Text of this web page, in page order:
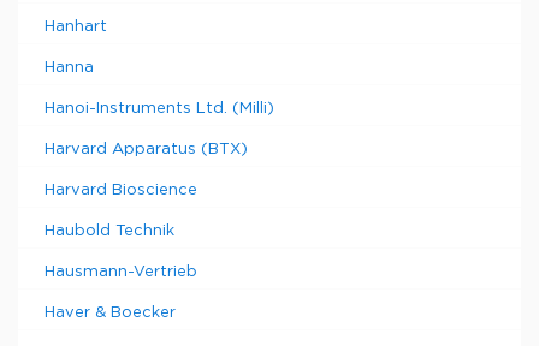
Hanhart
Hanna
Hanoi-Instruments Ltd. (Milli)
Harvard Apparatus (BTX)
Harvard Bioscience
Haubold Technik
Hausmann-Vertrieb
Haver & Boecker